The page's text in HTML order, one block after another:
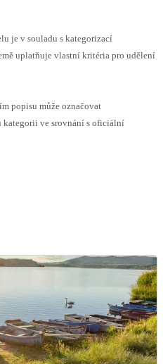
je v souladu s kategorizací
uplatňuje vlastní kritéria pro udělení
popisu může označovat
kategorii ve srovnání s oficiální